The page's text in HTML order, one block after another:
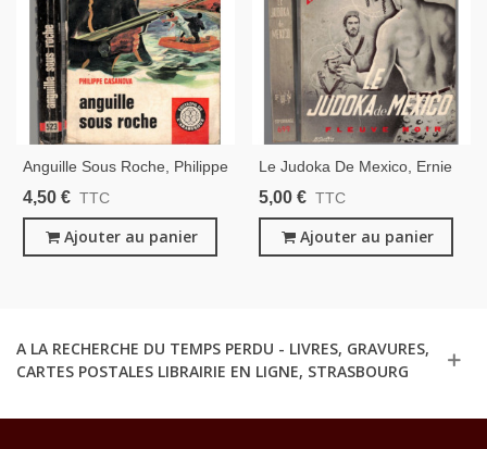
Anguille Sous Roche, Philippe
Casanova, 1968 -,
Roman Policier,
4,50 € TTC
Ajouter au panier
Le Judoka De Mexico, Ernie
Clerk, 1968 -, Espionnage,
Policier,
5,00 € TTC
Ajouter au panier
A LA RECHERCHE DU TEMPS PERDU - LIVRES, GRAVURES,
CARTES POSTALES LIBRAIRIE EN LIGNE, STRASBOURG